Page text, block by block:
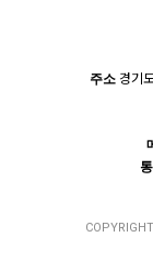
주소경기